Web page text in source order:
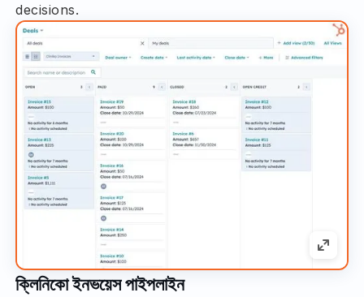
decisions.
ক্লিনিকো ইনভয়েস পাইপলাইন